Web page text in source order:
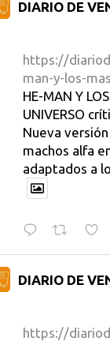
DIARIO DE
https://
man-y-los-
HE-MAN Y
UNIVERSO
Nueva
machos alfa
adaptados a
DIARIO DE
https://